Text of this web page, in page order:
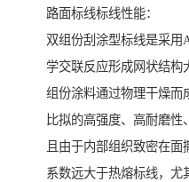
路面标线标线性能：
双组份刮涂型标线是采用
学交联反应形成网状结构
组份涂料通过物理干燥而
比拟的高强度、高耐磨
且由于内部组织致密在
系数远大于热熔标线，尤